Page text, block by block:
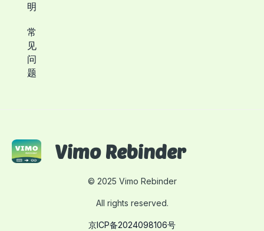
明
常
见
问
题
Vimo Rebinder
© 2025 Vimo Rebinder
All rights reserved.
京ICP备2024098106号